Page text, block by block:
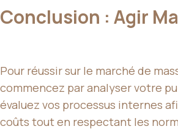
Conclusion : Agir
Pour réussir sur le marché de
commencez par analyser votre
évaluez vos processus internes
coûts tout en respectant les